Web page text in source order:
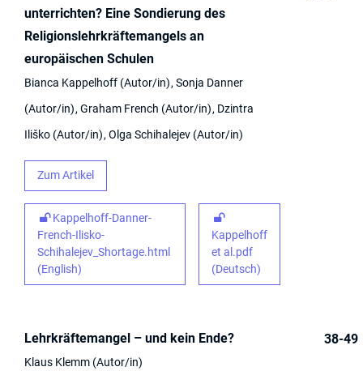
unterrichten? Eine Sondierung des
Religionslehrkräftemangels an
europäischen Schulen
Bianca Kappelhoff Autor/in
Sonja Danner
Autor/in
Graham French Autor/in
Dzintra
Iliško Autor/in Olga Schihalejev Autor/in
Zum Artikel
Kappelhoff-Danner-
French-Ilisko-
Schihalejev_Shortage.html
(English)
Kappelhoff
et al.pdf
(Deutsch)
Lehrkräftemangel – und kein Ende?
Klaus Klemm Autor/in
38-49